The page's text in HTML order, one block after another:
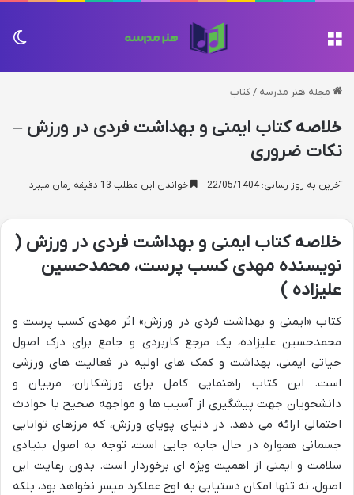
مجله هنر مدرسه /کتاب
خلاصه کتاب ایمنی و بهداشت فردی در ورزش –
نکات ضروری
آخرین به روز رسانی: 22/05/1404 خواندن این مطلب 13 دقیقه زمان میبرد
خلاصه کتاب ایمنی و بهداشت فردی در ورزش (
نویسنده مهدی کسب پرست، محمدحسین
علیزاده )
کتاب «ایمنی و بهداشت فردی در ورزش» اثر مهدی کسب پرست و
محمدحسین علیزاده، یک مرجع کاربردی و جامع برای درک اصول
حیاتی ایمنی، بهداشت و کمک های اولیه در فعالیت های ورزشی
است. این کتاب راهنمایی کامل برای ورزشکاران، مربیان و
دانشجویان جهت پیشگیری از آسیب ها و مواجهه صحیح با حوادث
احتمالی ارائه می دهد. در دنیای پویای ورزش، که مرزهای توانایی
جسمانی همواره در حال جابه جایی است، توجه به اصول بنیادی
سلامت و ایمنی از اهمیت ویژه ای برخوردار است. بدون رعایت این
اصول، نه تنها امکان دستیابی به اوج عملکرد میسر نخواهد بود، بلکه